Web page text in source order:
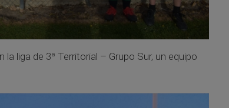
liga de 3ª Territorial – Grupo Sur, un equipo